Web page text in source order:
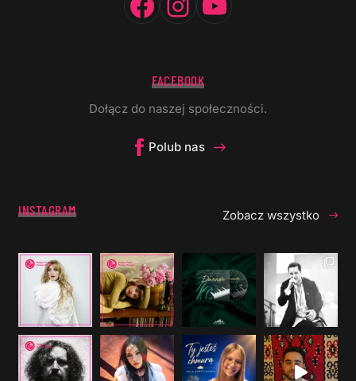
FACEBOOK
Dołącz do naszej społeczności.
Polub nas
INSTAGRAM Zobacz wszystko